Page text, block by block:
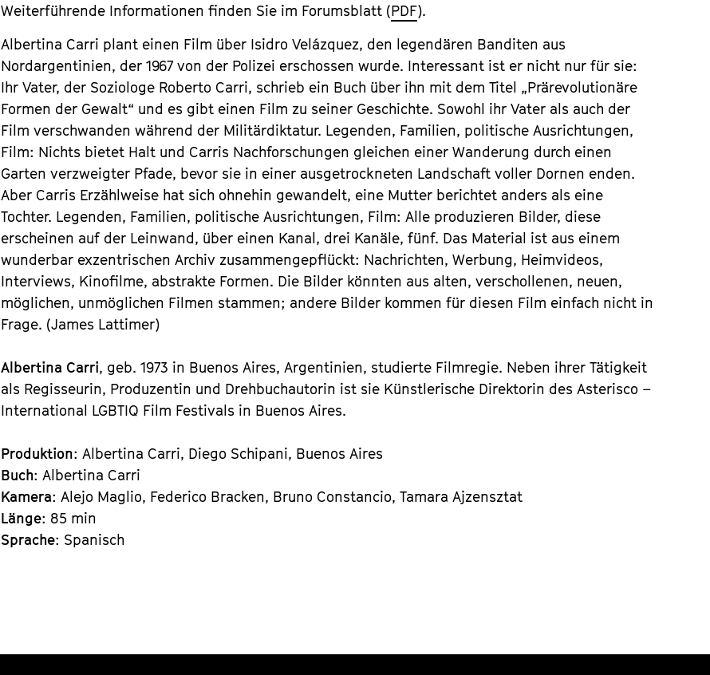
Weiterführende Informationen finden Sie im Forumsblatt (PDF).
Albertina Carri plant einen Film über Isidro Velázquez, den legendären Banditen aus
Nordargentinien, der 1967 von der Polizei erschossen wurde. Interessant ist er nicht nur für sie:
Ihr Vater, der Soziologe Roberto Carri, schrieb ein Buch über ihn mit dem Titel „Prärevolutionäre
Formen der Gewalt“ und es gibt einen Film zu seiner Geschichte. Sowohl ihr Vater als auch der
Film verschwanden während der Militärdiktatur. Legenden, Familien, politische Ausrichtungen,
Film: Nichts bietet Halt und Carris Nachforschungen gleichen einer Wanderung durch einen
Garten verzweigter Pfade, bevor sie in einer ausgetrockneten Landschaft voller Dornen enden.
Aber Carris Erzählweise hat sich ohnehin gewandelt, eine Mutter berichtet anders als eine
Tochter. Legenden, Familien, politische Ausrichtungen, Film: Alle produzieren Bilder, diese
erscheinen auf der Leinwand, über einen Kanal, drei Kanäle, fünf. Das Material ist aus einem
wunderbar exzentrischen Archiv zusammengepflückt: Nachrichten, Werbung, Heimvideos,
Interviews, Kinofilme, abstrakte Formen. Die Bilder könnten aus alten, verschollenen, neuen,
möglichen, unmöglichen Filmen stammen; andere Bilder kommen für diesen Film einfach nicht in
Frage. (James Lattimer)
Albertina Carri, geb. 1973 in Buenos Aires, Argentinien, studierte Filmregie. Neben ihrer Tätigkeit
als Regisseurin, Produzentin und Drehbuchautorin ist sie Künstlerische Direktorin des Asterisco –
International LGBTIQ Film Festivals in Buenos Aires.
Produktion: Albertina Carri, Diego Schipani, Buenos Aires
Buch: Albertina Carri
Kamera: Alejo Maglio, Federico Bracken, Bruno Constancio, Tamara Ajzensztat
Länge: 85 min
Sprache: Spanisch